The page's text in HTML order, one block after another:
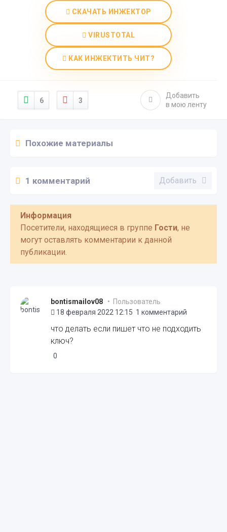
СКАЧАТЬ ИНЖЕКТОР
VIRUSTOTAL
КАК ИНЖЕКТИТЬ ЧИТ?
6 3
Добавить
в мою ленту
Похожие материалы
1 комментарий Добавить
Информация
Посетители, находящиеся в группе Гости, не
могут оставлять комментарии к данной
публикации.
bontismailov08
• Пользователь
18 февраля 2022 12:15 1 комментарий
что делать если пишет что не подходить
ключ?
0